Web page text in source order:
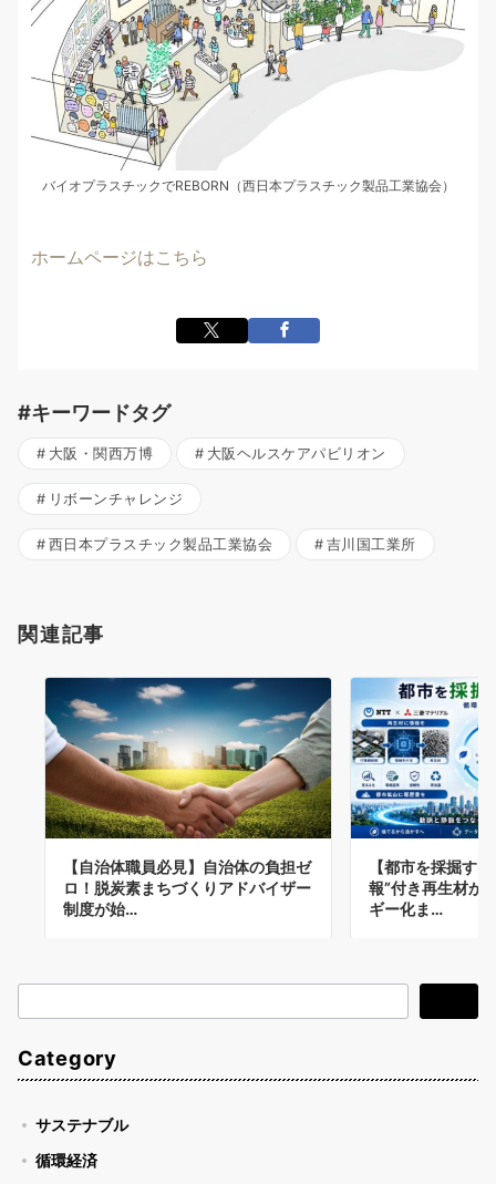
バイオプラスチックでREBORN（西日本プラスチック製品工業協会）
ホームページはこちら
#キーワードタグ
大阪・関西万博 大阪ヘルスケアパビリオン
リボーンチャレンジ
西日本プラスチック製品工業協会 吉川国工業所
関連記事
【自治体職員必見】自治体の負担ゼ
ロ！脱炭素まちづくりアドバイザー
制度が始…
【都市を採掘す
報”付き再生材か
ギー化ま…
索
Category
サステナブル
循環経済